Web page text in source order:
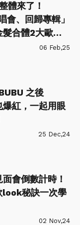
體來了！
會、回歸專輯」
合體2大歐美
06 Feb,25
之後
爆紅，一起用眼
25 Dec,24
會倒數計時！
look秘訣一次學
02 Nov,24